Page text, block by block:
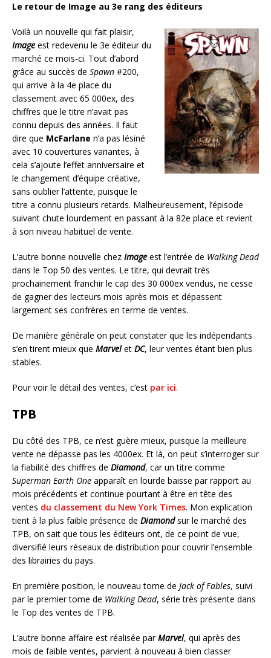
Le retour de Image au 3e rang des éditeurs
Voilà un nouvelle qui fait plaisir,
Image est redevenu le 3e éditeur du
marché ce mois-ci. Tout d’abord
grâce au succès de Spawn #200,
qui arrive à la 4e place du
classement avec 65 000ex, des
chiffres que le titre n’avait pas
connu depuis des années. Il faut
dire que McFarlane n’a pas lésiné
avec 10 couvertures variantes, à
cela s’ajoute l’effet anniversaire et
le changement d’équipe créative,
sans oublier l’attente, puisque le
titre a connu plusieurs retards. Malheureusement, l’épisode
suivant chute lourdement en passant à la 82e place et revient
à son niveau habituel de vente.
L’autre bonne nouvelle chez Image est l’entrée de Walking Dead
dans le Top 50 des ventes. Le titre, qui devrait très
prochainement franchir le cap des 30 000ex vendus, ne cesse
de gagner des lecteurs mois après mois et dépassent
largement ses confrères en terme de ventes.
De manière générale on peut constater que les indépendants
s’en tirent mieux que Marvelet DC, leur ventes étant bien plus
stables.
Pour voir le détail des ventes, c’est par ici.
TPB
Du côté des TPB, ce n’est guère mieux, puisque la meilleure
vente ne dépasse pas les 4000ex. Et là, on peut s’interroger sur
la fiabilité des chiffres de Diamond, car un titre comme
Superman Earth One apparaît en lourde baisse par rapport au
mois précédents et continue pourtant à être en tête des
ventes du classement du New York Times. Mon explication
tient à la plus faible présence de Diamondsur le marché des
TPB, on sait que tous les éditeurs ont, de ce point de vue,
diversifié leurs réseaux de distribution pour couvrir l’ensemble
des librairies du pays.
En première position, le nouveau tome de Jack of Fables, suivi
par le premier tome de Walking Dead, série très présente dans
le Top des ventes de TPB.
L’autre bonne affaire est réalisée parMarvel, qui après des
mois de faible ventes, parvient à nouveau à bien classer